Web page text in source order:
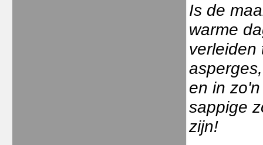
Is de
warme
verleiden
en in
sappige
zijn!